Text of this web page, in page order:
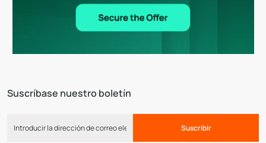
Suscríbase nuestro boletín
Suscribir